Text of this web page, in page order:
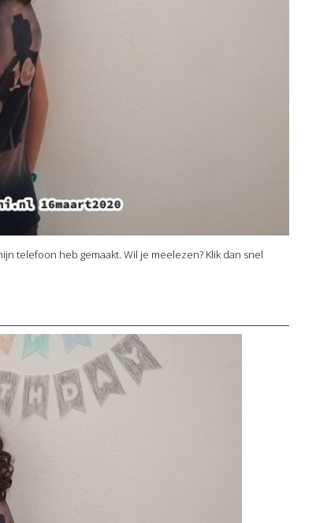
telefoon heb gemaakt. Wil je meelezen? Klik dan snel